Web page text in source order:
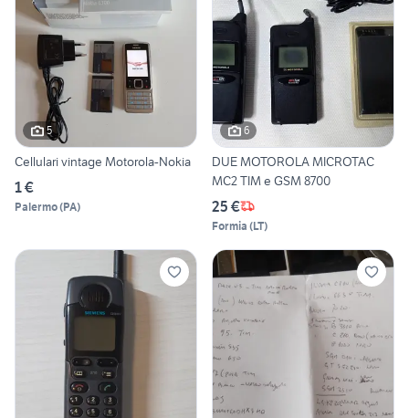
5
Cellulari vintage Motorola-Nokia
1 €
Palermo(PA)
6
DUE MOTOROLA MICROTAC
MC2 TIM e GSM 8700
25 €
Formia (LT)